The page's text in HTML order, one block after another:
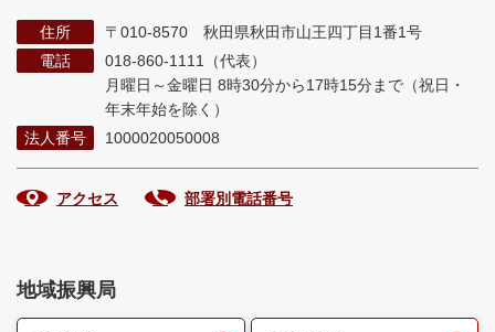
住所
〒010-8570 秋田県秋田市山王四丁目1番1号
電話
018-860-1111（代表）
月曜日～金曜日 8時30分から17時15分まで （祝日・
年末年始を除く）
法人番号
1000020050008
アクセス 部署別電話番号
地域振興局